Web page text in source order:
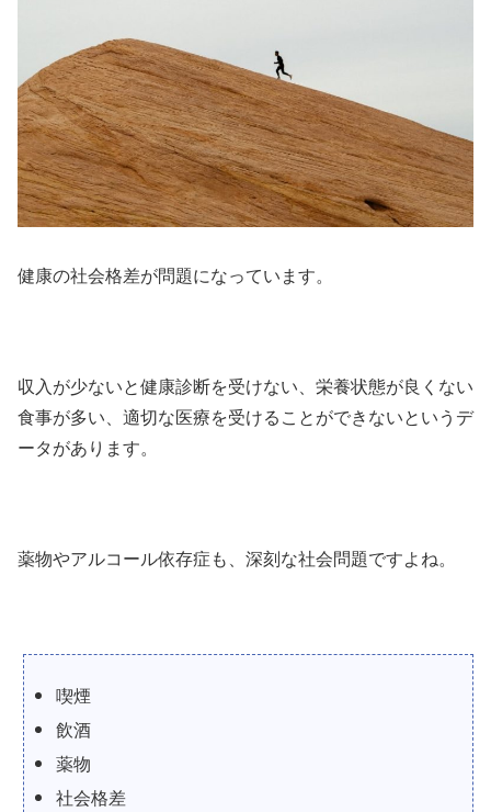
健康の社会格差が問題になっています。
収入が少ないと健康診断を受けない、栄養状態が良くない
食事が多い、適切な医療を受けることができないというデ
ータがあります。
薬物やアルコール依存症も、深刻な社会問題ですよね。
喫煙
飲酒
薬物
社会格差